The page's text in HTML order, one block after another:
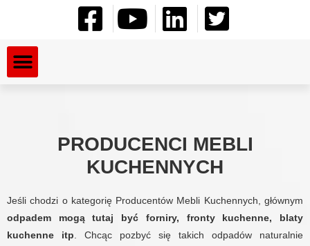
PRODUCENCI MEBLI
KUCHENNYCH
Jeśli chodzi o kategorię Producentów Mebli Kuchennych, głównym
odpadem mogą tutaj być forniry, fronty kuchenne, blaty
kuchenne itp . Chcąc pozbyć się takich odpadów naturalnie